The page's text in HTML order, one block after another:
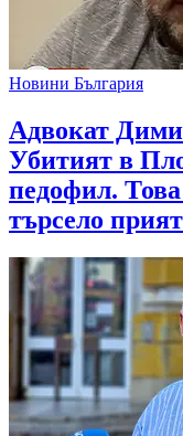
Новини България
Адвокат
Убитият в
педофил.
търсело